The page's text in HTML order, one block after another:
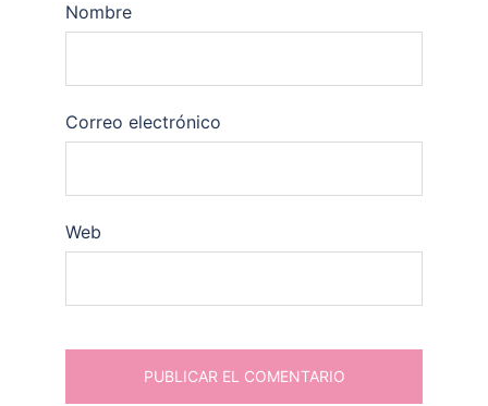
Nombre
Correo electrónico
Web